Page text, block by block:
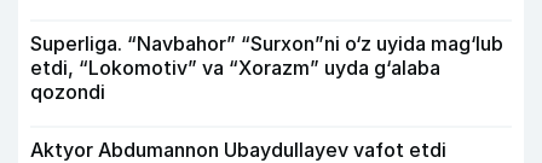
Superliga. “Navbahor” “Surxon”ni o‘z uyida mag‘lub
etdi, “Lokomotiv” va “Xorazm” uyda g‘alaba
qozondi
Aktyor Abdu­mannon Ubaydullayev vafot etdi